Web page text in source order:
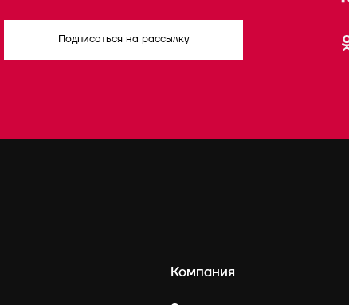
Подписаться на рассылку
Компания